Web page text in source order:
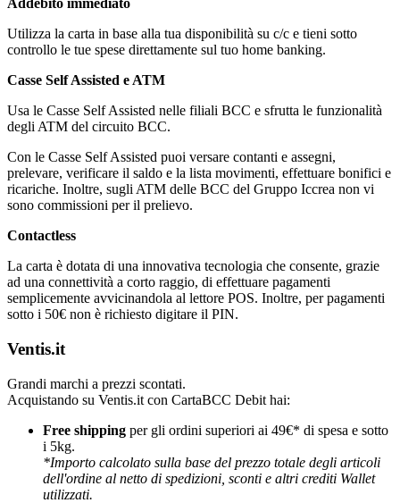
Addebito immediato
Utilizza la carta in base alla tua disponibilità su c/c e tieni sotto
controllo le tue spese direttamente sul tuo home banking.
Casse Self Assisted e ATM
Usa le Casse Self Assisted nelle filiali BCC e sfrutta le funzionalità
degli ATM del circuito BCC.
Con le Casse Self Assisted puoi versare contanti e assegni,
prelevare, verificare il saldo e la lista movimenti, effettuare bonifici e
ricariche. Inoltre, sugli ATM delle BCC del Gruppo Iccrea non vi
sono commissioni per il prelievo.
Contactless
La carta è dotata di una innovativa tecnologia che consente, grazie
ad una connettività a corto raggio, di effettuare pagamenti
semplicemente avvicinandola al lettore POS. Inoltre, per pagamenti
sotto i 50€ non è richiesto digitare il PIN.
Ventis.it
Grandi marchi a prezzi scontati.
Acquistando su Ventis.it con CartaBCC Debit hai:
Free shipping per gli ordini superiori ai 49€* di spesa e sotto
i 5kg.
*Importo calcolato sulla base del prezzo totale degli articoli
dell'ordine al netto di spedizioni, sconti e altri crediti Wallet
utilizzati.